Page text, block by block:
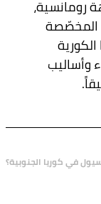
رومانسية،
المخصّصة
وأساليب
في كوريا الجنوبية؟